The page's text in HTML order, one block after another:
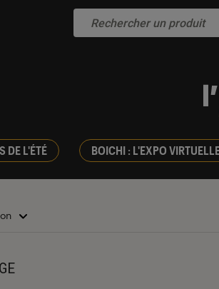
DE L'ÉTÉ BOICHI : L'EXPO